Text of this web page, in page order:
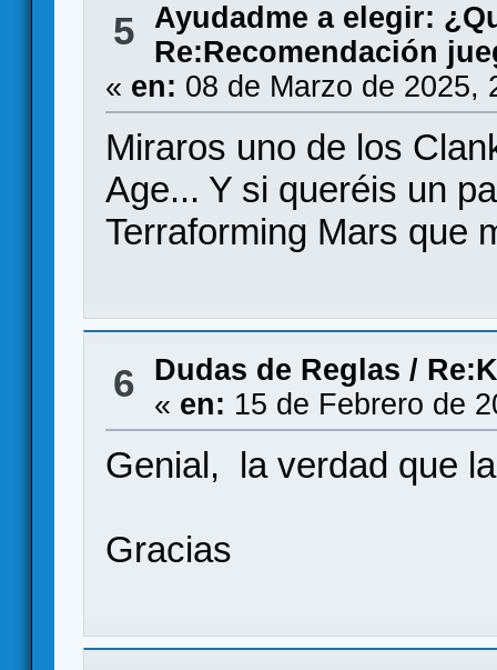
5 Ayudadme a elegir:
Re:Recomendación
« en: 08 de Marzo de 2025,
Miraros uno de los
Age... Y si queréis un
Terraforming Mars que
6 Dudas de Reglas /
« en: 15 de Febrero de
Genial, la verdad que
Gracias